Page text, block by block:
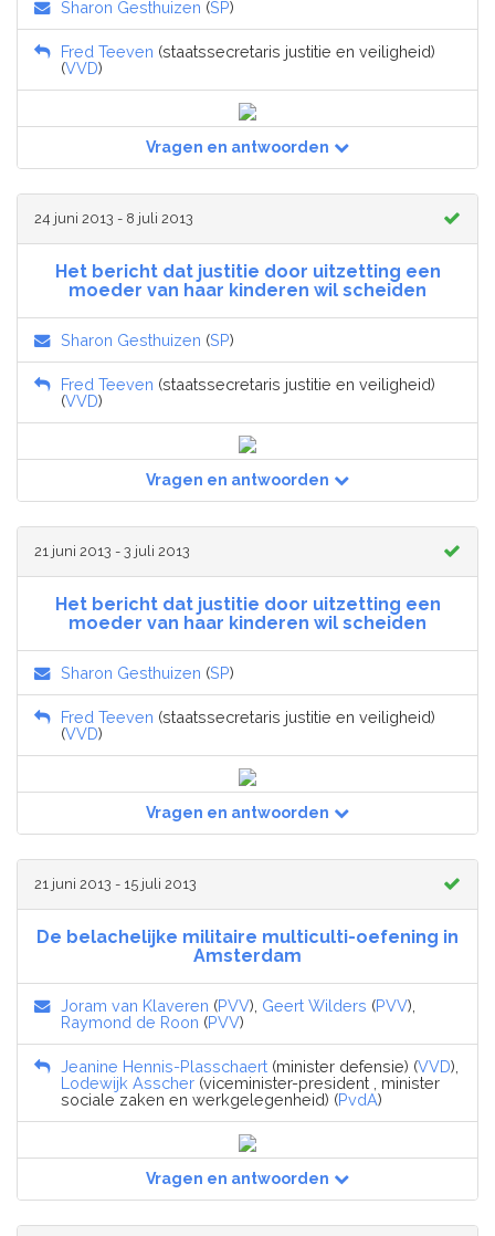
Sharon Gesthuizen (SP)
Fred Teeven (staatssecretaris justitie en veiligheid)
(VVD)
Vragen en antwoorden
24 juni 2013 - 8 juli 2013
Het bericht dat justitie door uitzetting een
moeder van haar kinderen wil scheiden
Sharon Gesthuizen (SP)
Fred Teeven (staatssecretaris justitie en veiligheid)
(VVD)
Vragen en antwoorden
21 juni 2013 - 3 juli 2013
Het bericht dat justitie door uitzetting een
moeder van haar kinderen wil scheiden
Sharon Gesthuizen (SP)
Fred Teeven (staatssecretaris justitie en veiligheid)
(VVD)
Vragen en antwoorden
21 juni 2013 - 15 juli 2013
De belachelijke militaire multiculti-oefening in
Amsterdam
Joram van Klaveren (PVV), Geert Wilders (PVV),
Raymond de Roon (PVV)
Jeanine Hennis-Plasschaert (minister defensie) (VVD),
Lodewijk Asscher (viceminister-president , minister
sociale zaken en werkgelegenheid) (PvdA)
Vragen en antwoorden